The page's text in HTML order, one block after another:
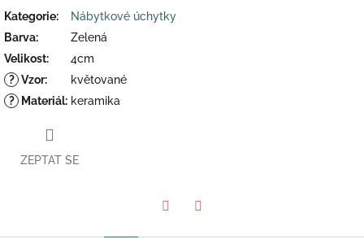
Kategorie:
Nábytkové úchytky
Barva:
Zelená
Velikost:
4cm
? Vzor:
květované
?
Materiál: keramika
ZEPTAT SE